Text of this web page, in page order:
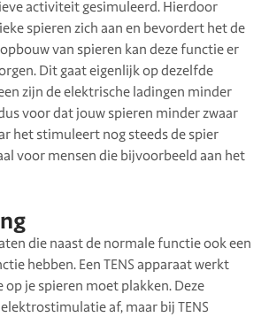
activiteit gesimuleerd. Hierdoor
spieren zich aan en bevordert het de
van spieren kan deze functie er
Dit gaat eigenlijk op dezelfde
zijn de elektrische ladingen minder
voor dat jouw spieren minder zwaar
het stimuleert nog steeds de spier
voor mensen die bijvoorbeeld aan het
die naast de normale functie ook een
hebben. Een TENS apparaat werkt
op je spieren moet plakken. Deze
af, maar bij TENS